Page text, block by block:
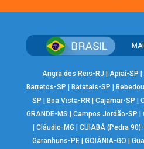
Angra dos Reis-RJ Apiaí-SP
Barretos-SP
Batatais-SP
SP
Boa Vista-RR |Cajamar-SP |
GRANDE-MS
Campos Jordão-SP
Cláudio-MG CUIABÁ (Pedra
Garanhuns-PE |GOIÂNIA-GO |